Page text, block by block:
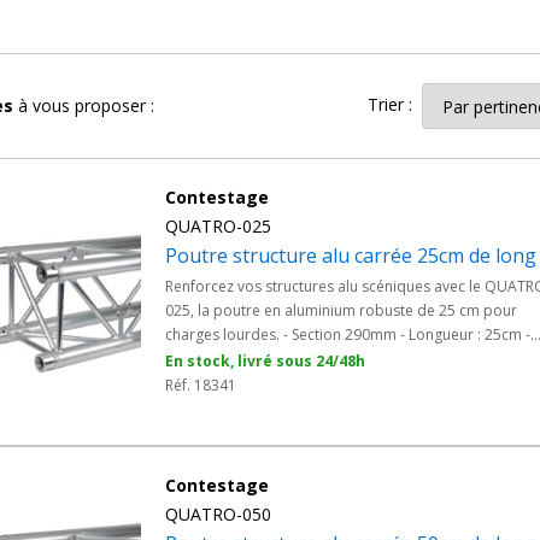
, la structure alu carrée renforcée 290 finition alu garantit
et son matériau en aluminium brut en font un choix pratique pour
supports pour éclairage événementiel ou des installations
, cesstructures alu carrées renforcéesassurent la sécurité et
dans tous types de projets, des installations temporaires aux
carré 290pour une performance inégalée et une utilisation
durable et performant !
à vous proposer : Trier :
Contestage
QUATRO-025
Poutre structure alu carrée 25cm de long
Renforcez vos structures alu scéniques avec le
025, la poutre en aluminium robuste de 25 cm pour
charges lourdes. - Section 290mm - Longueur : 25cm -
Charges lourdes
En stock, livré sous 24/48h
Réf. 18341
Contestage
QUATRO-050